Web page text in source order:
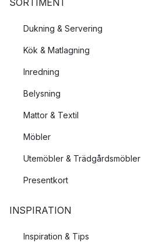
SORTIMENT
Dukning & Servering
Kök & Matlagning
Inredning
Belysning
Mattor & Textil
Möbler
Utemöbler & Trädgårdsmöbler
Presentkort
INSPIRATION
Inspiration & Tips